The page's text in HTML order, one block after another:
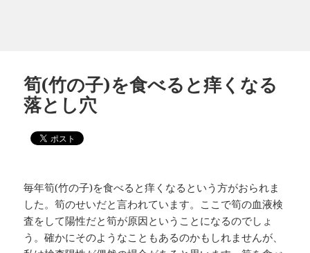
筍(竹の子)を食べると痒くなる
落とし穴
毎年筍(竹の子)を食べると痒くなるという方がおられま
した。筍のせいだと言われています。ここで筍の血液検
査をして陽性だと筍が原因ということになるのでしょ
う。確かにそのようなこともあるのかもしれませんが、